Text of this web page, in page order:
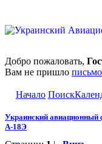
Добро пожаловать,
Вам не пришло
Начало Поиск
Украинский авиационный
А-18Э